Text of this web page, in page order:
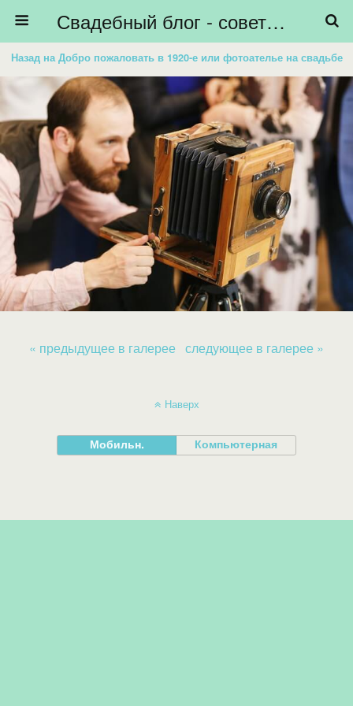
Свадебный блог - советы невестам, подготовка к свадьбе - HiBride
Назад на Добро пожаловать в 1920-е или фотоателье на свадьбе
« предыдущее в галерее следующее в галерее »
Наверх
Мобильн. Компьютерная